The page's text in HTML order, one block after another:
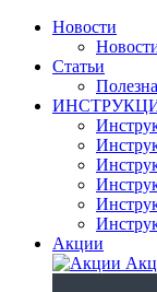
Новости
Статьи
Акции